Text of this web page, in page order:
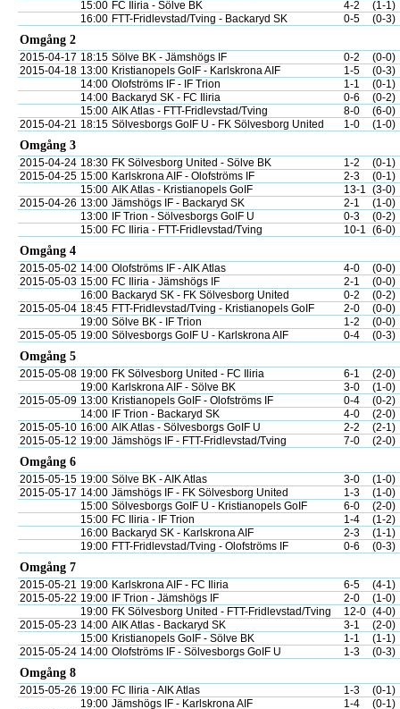
15:00 FC Iliria - Sölve BK 4-2
(1-1)
16:00 FTT-Fridlevstad/Tving - Backaryd SK 0-5 (0-3)
Omgång 2
2015-04-17 18:15 Sölve BK - Jämshögs IF 0-2
(0-0)
2015-04-18 13:00 Kristianopels GoIF - Karlskrona AIF 1-5
(0-3)
14:00 Olofströms IF - IF Trion 1-1
(0-1)
14:00 Backaryd SK - FC Iliria 0-6
(0-2)
15:00 AIK Atlas - FTT-Fridlevstad/Tving 8-0
(6-0)
2015-04-21 18:15 Sölvesborgs GoIF U - FK Sölvesborg United 1-0 (1-0)
Omgång 3
2015-04-24 18:30 FK Sölvesborg United - Sölve BK 1-2
(0-1)
2015-04-25 15:00 Karlskrona AIF - Olofströms IF 2-3
(0-1)
15:00 AIK Atlas - Kristianopels GoIF 13-1 (3-0)
2015-04-26 13:00 Jämshögs IF - Backaryd SK 2-1
(1-0)
13:00
IF Trion - Sölvesborgs GoIF U 0-3
(0-2)
15:00 FC Iliria - FTT-Fridlevstad/Tving 10-1 (6-0)
Omgång 4
2015-05-02 14:00 Olofströms IF - AIK Atlas 4-0
(0-0)
2015-05-03 15:00 FC Iliria - Jämshögs IF 2-1
(0-0)
16:00 Backaryd SK - FK Sölvesborg United 0-2
(0-2)
2015-05-04 18:45 FTT-Fridlevstad/Tving - Kristianopels GoIF 2-0
(0-0)
19:00 Sölve BK - IF Trion 1-2
(0-0)
2015-05-05 19:00 Sölvesborgs GoIF U - Karlskrona AIF 0-4 (0-3)
Omgång 5
2015-05-08 19:00 FK Sölvesborg United - FC Iliria 6-1
(2-0)
19:00 Karlskrona AIF - Sölve BK 3-0
(1-0)
2015-05-09 13:00 Kristianopels GoIF - Olofströms IF 0-4
(0-2)
14:00
IF Trion - Backaryd SK 4-0
(2-0)
2015-05-10 16:00 AIK Atlas - Sölvesborgs GoIF U 2-2
(2-1)
2015-05-12 19:00 Jämshögs IF - FTT-Fridlevstad/Tving 7-0 (2-0)
Omgång 6
2015-05-15 19:00 Sölve BK - AIK Atlas 3-0
(1-0)
2015-05-17 14:00 Jämshögs IF - FK Sölvesborg United 1-3
(1-0)
15:00 Sölvesborgs GoIF U - Kristianopels GoIF 6-0
(2-0)
15:00 FC Iliria - IF Trion 1-4
(1-2)
16:00 Backaryd SK - Karlskrona AIF 2-3
(1-1)
19:00 FTT-Fridlevstad/Tving - Olofströms IF 0-6 (0-3)
Omgång 7
2015-05-21 19:00 Karlskrona AIF - FC Iliria 6-5
(4-1)
2015-05-22 19:00 IF Trion - Jämshögs IF 2-0
(1-0)
19:00 FK Sölvesborg United - FTT-Fridlevstad/Tving 12-0 (4-0)
2015-05-23 14:00 AIK Atlas - Backaryd SK 3-1
(2-0)
15:00 Kristianopels GoIF - Sölve BK 1-1
(1-1)
2015-05-24 14:00 Olofströms IF - Sölvesborgs GoIF U 1-3 (0-3)
Omgång 8
2015-05-26 19:00 FC Iliria - AIK Atlas 1-3
(0-1)
19:00 Jämshögs IF - Karlskrona AIF 1-4
(0-1)